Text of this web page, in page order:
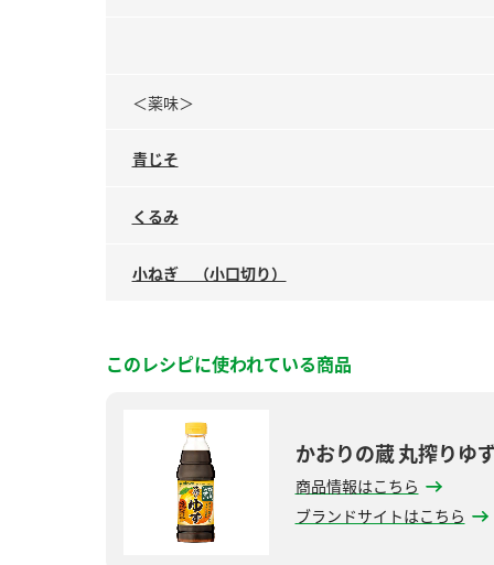
＜薬味＞
青じそ
くるみ
小ねぎ （小口切り）
このレシピに使われている商品
かおりの蔵 丸搾りゆ
商品情報はこちら
ブランドサイトはこちら